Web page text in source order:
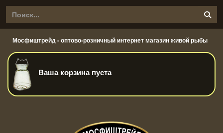
Мосфиштрейд - оптово-розничный интернет магазин живой рыбы
Ваша корзина пуста